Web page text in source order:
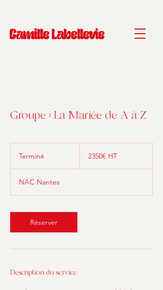
Groupe : La Mariée de A à Z
Terminé
m
i
é
2350€ HT
NAC Nantes
Réserver
Description du service